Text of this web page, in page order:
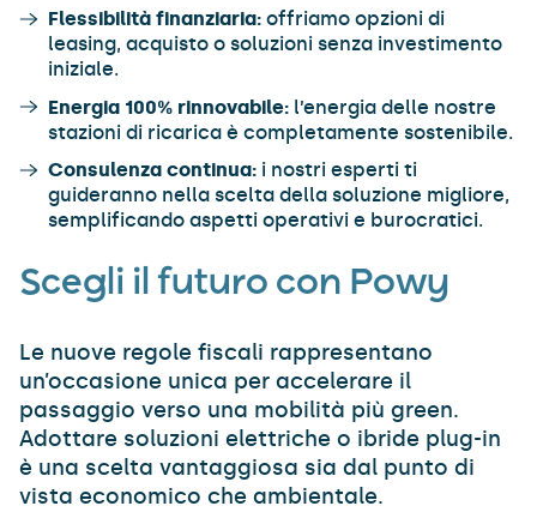
Flessibilità finanziaria: offriamo opzioni di
leasing, acquisto o soluzioni senza investimento
iniziale.
Energia 100% rinnovabile: l’energia delle nostre
stazioni di ricarica è completamente sostenibile.
Consulenza continua: i nostri esperti ti
guideranno nella scelta della soluzione migliore,
semplificando aspetti operativi e burocratici.
Scegli il futuro con Powy
Le nuove regole fiscali rappresentano
un’occasione unica per accelerare il
passaggio verso una mobilità più green.
Adottare soluzioni elettriche o ibride plug-in
è una scelta vantaggiosa sia dal punto di
vista economico che ambientale.